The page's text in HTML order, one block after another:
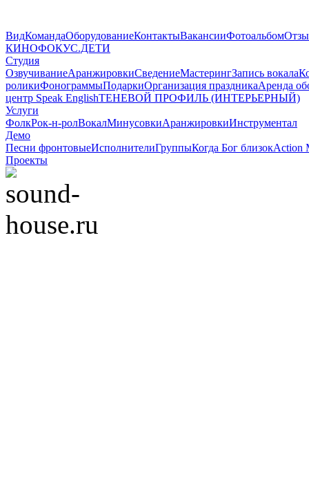
ВидКомандаОборудованиеКонтактыВакансииФотоальбом
КИНОФОКУС.ДЕТИ
Студия
ОзвучиваниеАранжировкиСведениеМастерингЗапись вокала
роликиФонограммыПодаркиОрганизация праздникаАренда
центр Speak EnglishТЕНЕВОЙ ПРОФИЛЬ (ИНТЕРЬЕРНЫЙ)
Услуги
ФолкРок-н-ролВокалМинусовкиАранжировкиИнструментал
Демо
Песни фронтовыеИсполнителиГруппыКогда Бог близокAction
Проекты